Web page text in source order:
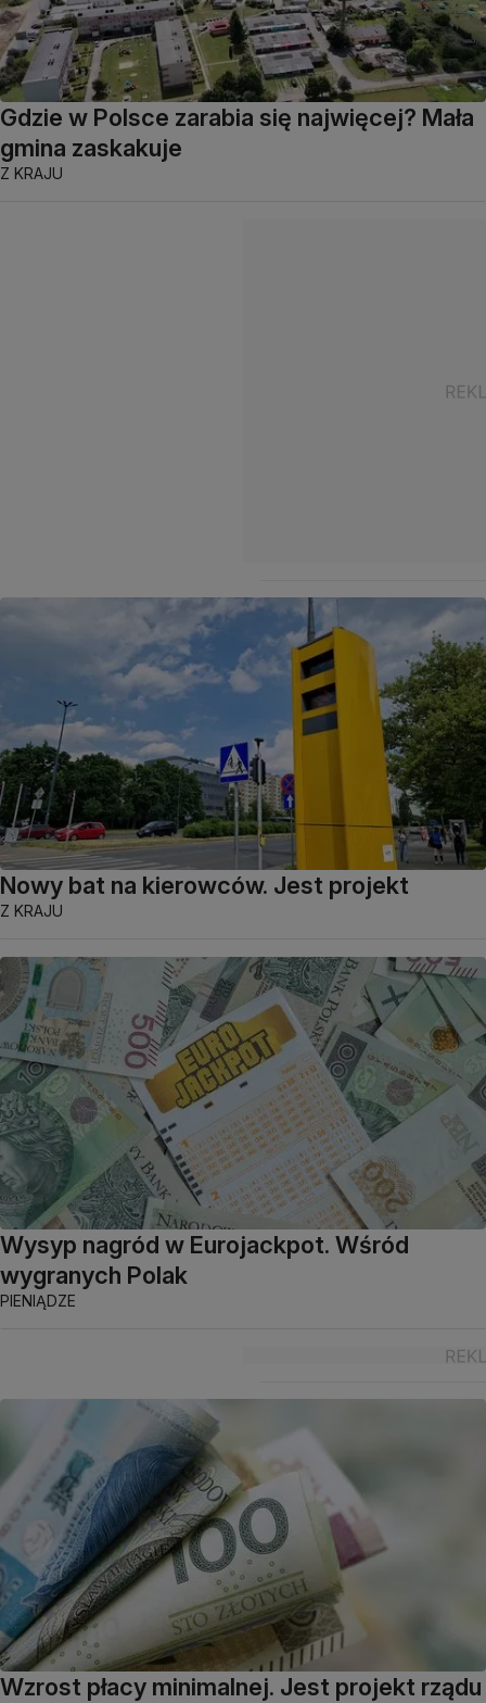
Gdzie w Polsce zarabia się najwięcej? Mała
gmina zaskakuje
Z KRAJU
Nowy bat na kierowców. Jest projekt
Z KRAJU
Wysyp nagród w Eurojackpot. Wśród
wygranych Polak
PIENIĄDZE
Wzrost płacy minimalnej. Jest projekt rządu